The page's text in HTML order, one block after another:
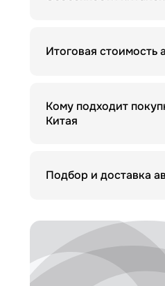
Итоговая стоимость
Кому подходит
Китая
Подбор и доставка